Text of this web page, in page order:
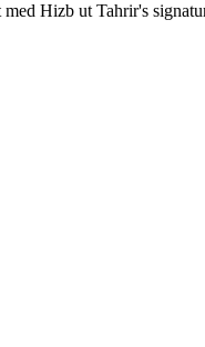
Hizb ut Tahrir's